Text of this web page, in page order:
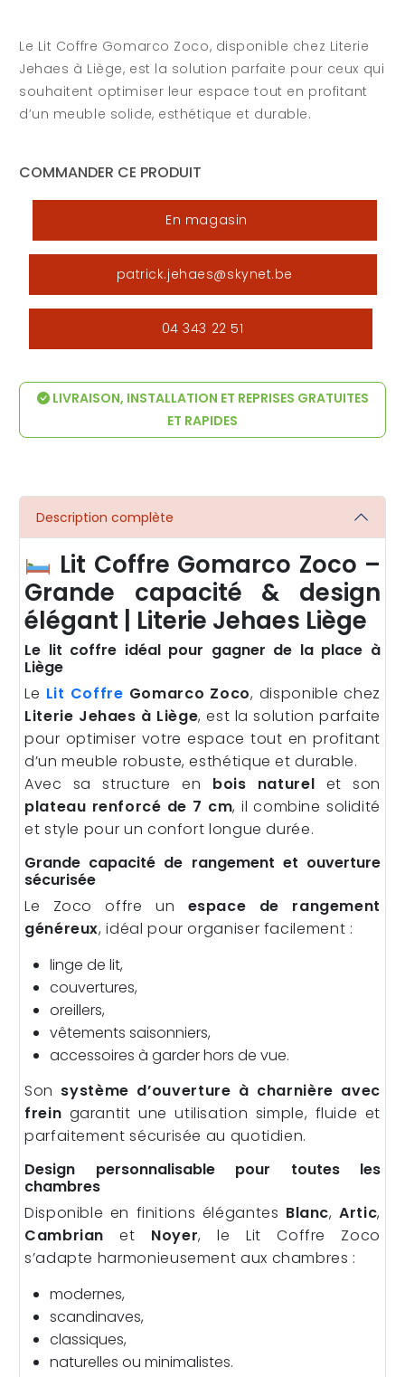
Le Lit Coffre Gomarco Zoco, disponible chez Literie
Jehaes à Liège, est la solution parfaite pour ceux qui
souhaitent optimiser leur espace tout en profitant
d’un meuble solide, esthétique et durable.
COMMANDER CE PRODUIT
En magasin
patrick.jehaes@skynet.be
04 343 22 51
LIVRAISON, INSTALLATION ET REPRISES GRATUITES
ET RAPIDES
Description complète
Lit Coffre Gomarco Zoco –
Grande capacité & design
élégant | Literie Jehaes Liège
Le lit coffre idéal pour gagner de la place à
Liège
Le Lit Coffre Gomarco Zoco, disponible chez
Literie Jehaes à Liège, est la solution parfaite
pour optimiser votre espace tout en profitant
d’un meuble robuste, esthétique et durable.
Avec sa structure en bois naturel et son
plateau renforcé de 7 cm, il combine solidité
et style pour un confort longue durée.
Grande capacité de rangement et ouverture
sécurisée
Le Zoco offre un espace de rangement
généreux, idéal pour organiser facilement :
linge de lit,
couvertures,
oreillers,
vêtements saisonniers,
accessoires à garder hors de vue.
Son système d’ouverture à charnière avec
frein garantit une utilisation simple, fluide et
parfaitement sécurisée au quotidien.
Design personnalisable pour toutes les
chambres
Disponible en finitions élégantes Blanc,Artic,
Cambrian et Noyer, le Lit Coffre Zoco
s’adapte harmonieusement aux chambres :
modernes,
scandinaves,
classiques,
naturelles ou minimalistes.